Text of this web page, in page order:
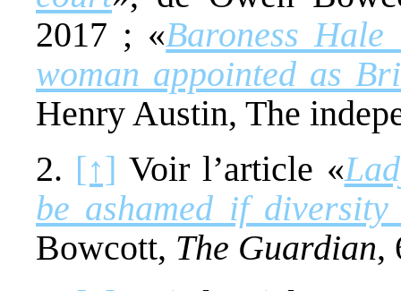
2017 ; «Baroness
woman appointed as
Henry Austin, The
2. [↑] Voir l’article «
be ashamed if
Bowcott, The Guardian,